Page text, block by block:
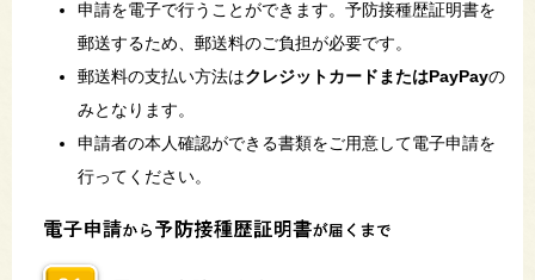
申請を電子で行うことができます。予防接種歴証明書を
郵送するため、郵送料のご負担が必要です。
郵送料の支払い方法はクレジットカードまたはPayPayの
みとなります。
申請者の本人確認ができる書類をご用意して電子申請を
行ってください。